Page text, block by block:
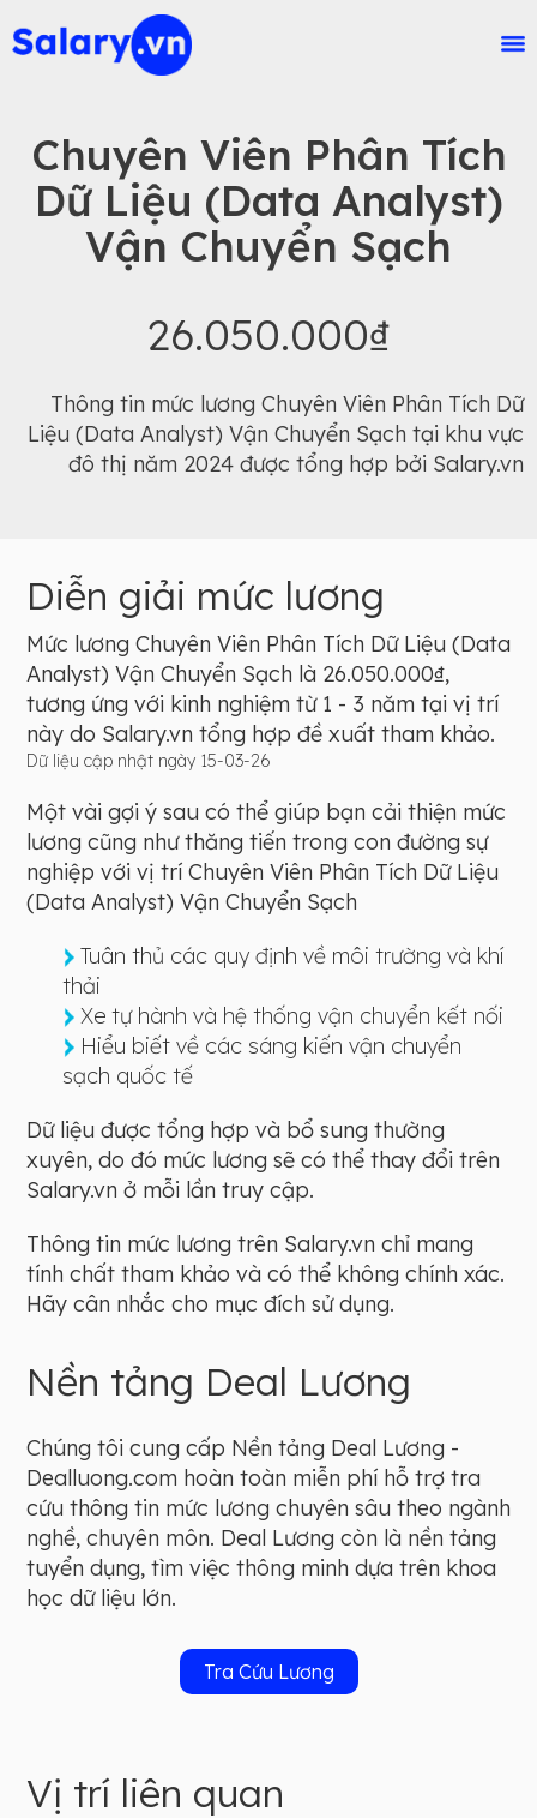
Chuyên Viên Phân Tích
Dữ Liệu (Data Analyst)
Vận Chuyển Sạch
26.050.000₫
Thông tin mức lương Chuyên Viên Phân Tích Dữ
Liệu (Data Analyst) Vận Chuyển Sạch tại khu vực
đô thị năm 2024 được tổng hợp bởi Salary.vn
Diễn giải mức lương
Mức lương Chuyên Viên Phân Tích Dữ Liệu (Data
Analyst) Vận Chuyển Sạch là 26.050.000₫,
tương ứng với kinh nghiệm từ 1 - 3 năm tại vị trí
này do Salary.vn tổng hợp đề xuất tham khảo.
Dữ liệu cập nhật ngày 15-03-26
Một vài gợi ý sau có thể giúp bạn cải thiện mức
lương cũng như thăng tiến trong con đường sự
nghiệp với vị trí Chuyên Viên Phân Tích Dữ Liệu
(Data Analyst) Vận Chuyển Sạch
Tuân thủ các quy định về môi trường và khí
thải
Xe tự hành và hệ thống vận chuyển kết nối
Hiểu biết về các sáng kiến vận chuyển
sạch quốc tế
Dữ liệu được tổng hợp và bổ sung thường
xuyên, do đó mức lương sẽ có thể thay đổi trên
Salary.vn ở mỗi lần truy cập.
Thông tin mức lương trên Salary.vn chỉ mang
tính chất tham khảo và có thể không chính xác.
Hãy cân nhắc cho mục đích sử dụng.
Nền tảng Deal Lương
Chúng tôi cung cấp Nền tảng Deal Lương -
Dealluong.com hoàn toàn miễn phí hỗ trợ tra
cứu thông tin mức lương chuyên sâu theo ngành
nghề, chuyên môn. Deal Lương còn là nền tảng
tuyển dụng, tìm việc thông minh dựa trên khoa
học dữ liệu lớn.
Tra Cứu Lương
Vị trí liên quan